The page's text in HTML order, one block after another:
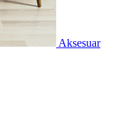
Aksesuar